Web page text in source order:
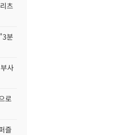
츠
분
사
로
즐